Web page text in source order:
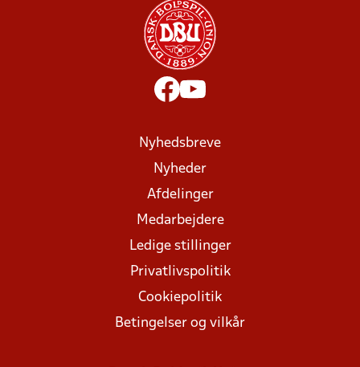
Nyhedsbreve
Nyheder
Afdelinger
Medarbejdere
Ledige stillinger
Privatlivspolitik
Cookiepolitik
Betingelser og vilkår